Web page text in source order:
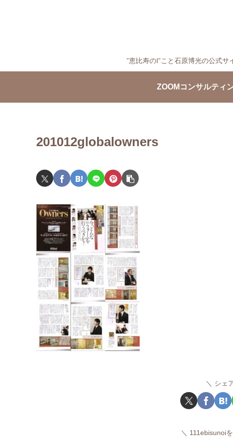
”恵比寿のI”こと石原博光の公式
ZOOMコンサルティ
201012globalowners
シェ
111ebisunoi